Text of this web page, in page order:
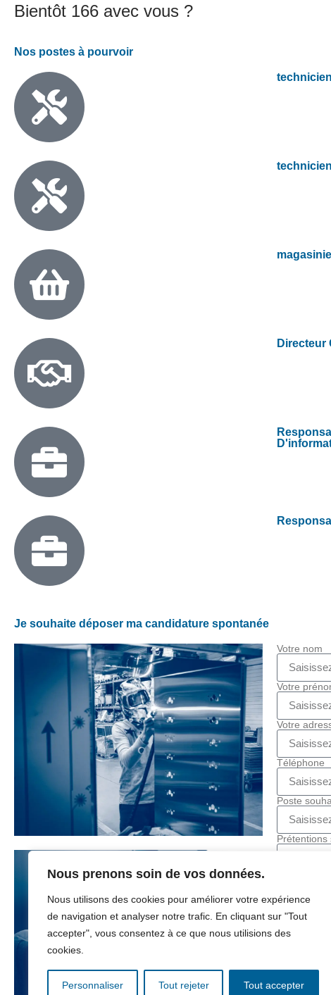
Nous prenons soin de vos données.
Nous utilisons des cookies pour améliorer votre expérience
de navigation et analyser notre trafic. En cliquant sur "Tout
accepter", vous consentez à ce que nous utilisions des
cookies.
Personnaliser Tout rejeter Tout accepter
Bientôt 166 avec vous ?
Nos postes à pourvoir
Directeur
Je souhaite déposer ma candidature spontanée
Votre nom
Votre
Votre
Téléphone
Poste
Prétentions
Ajouter
Votre